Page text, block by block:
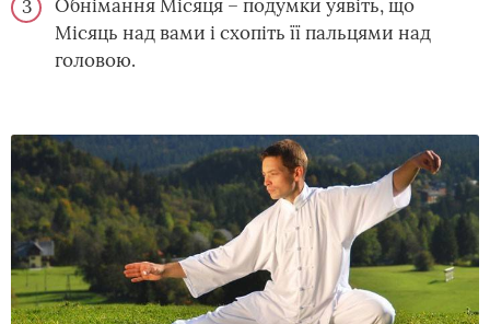
Обнімання Місяця – подумки уявіть, що
Місяць над вами і схопіть її пальцями над
головою.